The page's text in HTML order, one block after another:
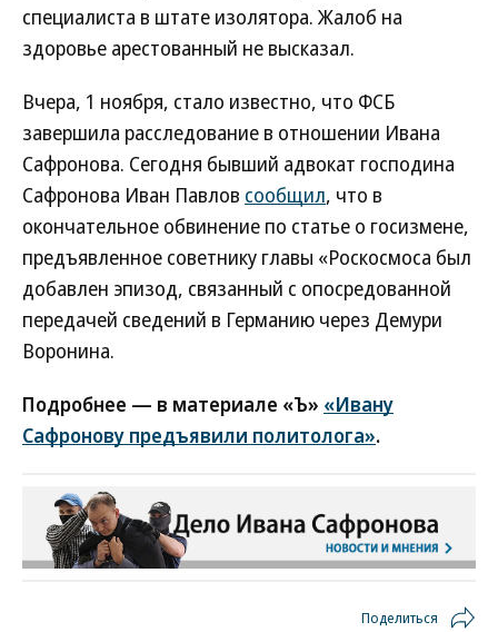
специалиста в штате изолятора. Жалоб на
здоровье арестованный не высказал.
Вчера, 1 ноября, стало известно, что ФСБ
завершила расследование в отношении Ивана
Сафронова. Сегодня бывший адвокат господина
Сафронова Иван Павлов сообщил, что в
окончательное обвинение по статье о госизмене,
предъявленное советнику главы «Роскосмоса был
добавлен эпизод, связанный с опосредованной
передачей сведений в Германию через Демури
Воронина.
Подробнее — в материале «Ъ» «Ивану
Сафронову предъявили политолога».
Поделиться